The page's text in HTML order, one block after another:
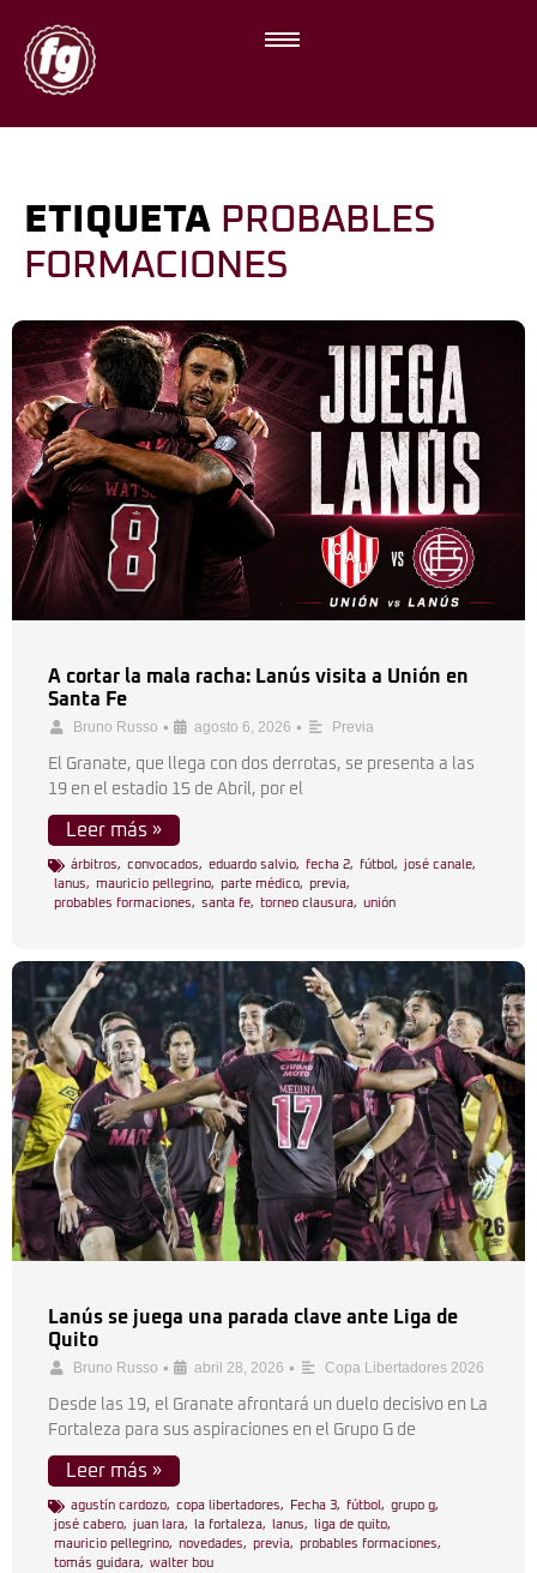
ETIQUETA PROBABLES
FORMACIONES
A cortar la mala racha: Lanús visita a Unión en
Santa Fe
Bruno Russo • agosto 6, 2026 • Previa
El Granate, que llega con dos derrotas, se presenta a las
19 en el estadio 15 de Abril, por el
Leer más »
árbitros, convocados, eduardo salvio, fecha 2, fútbol , josé canale,
lanus, mauricio pellegrino, parte médico, previa,
probables formaciones, santa fe, torneo clausura, unión
Lanús se juega una parada clave ante Liga de
Quito
Bruno Russo • abril 28, 2026 • Copa Libertadores 2026
Desde las 19, el Granate afrontará un duelo decisivo en La
Fortaleza para sus aspiraciones en el Grupo G de
Leer más »
agustín cardozo, copa libertadores, Fecha 3, fútbol , grupo g,
josé cabero, juan lara, la fortaleza, lanus, liga de quito,
mauricio pellegrino, novedades, previa, probables formaciones,
tomás guidara, walter bou